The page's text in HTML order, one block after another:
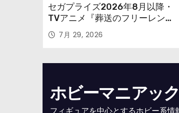
セガプライズ2026年8月以降・
TVアニメ『葬送のフリーレン』
鉱山で300年働くことになっっ
ちゃった「フリーレン」を立体
7月 29, 2026
ホビーマニアッ